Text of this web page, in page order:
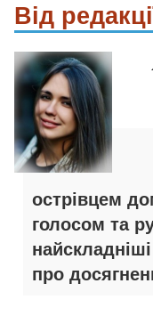
Від
острівцем
голосом та
про